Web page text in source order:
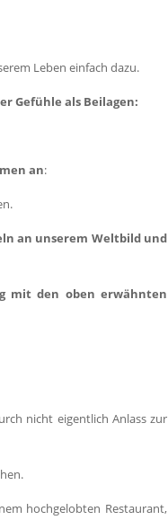
Leben einfach dazu.
Gefühle als Beilagen:
an:
an unserem Weltbild und
mit den oben erwähnten
nicht eigentlich Anlass zur
hochgelobten Restaurant,